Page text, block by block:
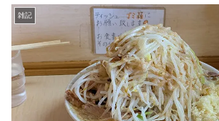
雑記